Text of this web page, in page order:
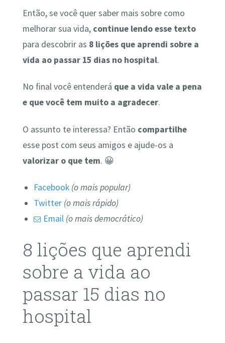
Então, se você quer saber mais sobre como
melhorar sua vida, continue lendo esse texto
para descobrir as 8 lições que aprendi sobre a
vida ao passar 15 dias no hospital.
No final você entenderá que a vida vale a pena
e que você tem muito a agradecer.
O assunto te interessa? Então compartilhe
esse post com seus amigos e ajude-os a
valorizar o que tem. 😀
Facebook (o mais popular)
Twitter (o mais rápido)
Email (o mais democrático)
8 lições que aprendi
sobre a vida ao
passar 15 dias no
hospital